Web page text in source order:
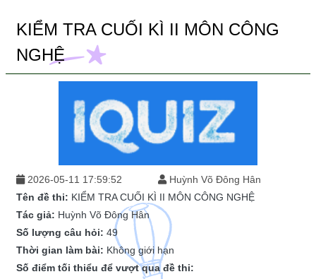
KIỂM TRA CUỐI KÌ II MÔN CÔNG
NGHỆ
2026-05-11 17:59:52
Huỳnh Võ Đông Hân
Tên đề thi: KIỂM TRA CUỐI KÌ II MÔN CÔNG NGHỆ
Tác giả: Huỳnh Võ Đông Hân
Số lượng câu hỏi: 49
Thời gian làm bài: Không giới hạn
Số điểm tối thiểu để vượt qua đề thi: